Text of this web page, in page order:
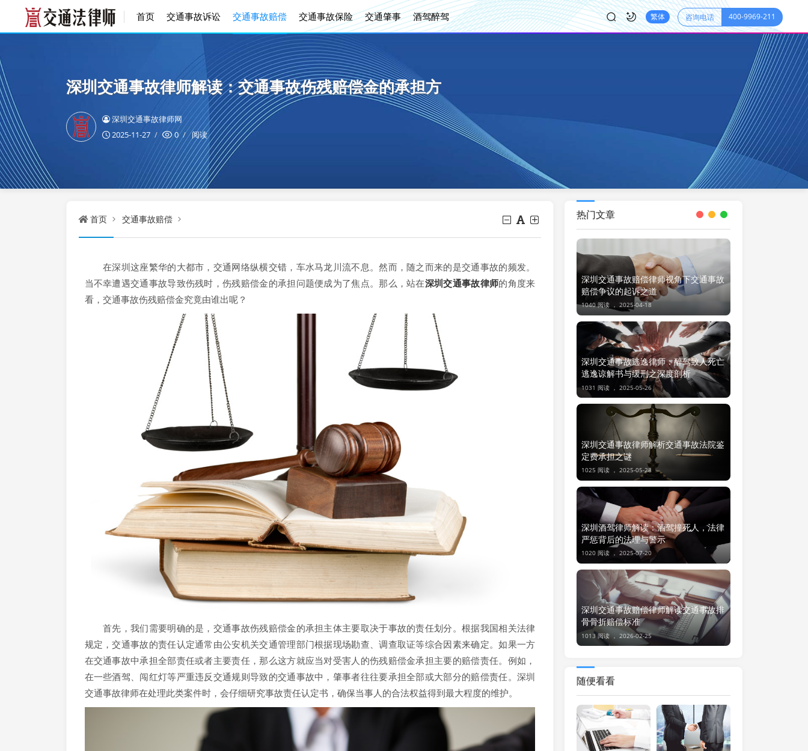
首页 交通事故诉讼 交通事故赔偿 交通事故保险 交通肇事 酒驾醉驾 繁体 咨询电话 400-9969-211
深圳交通事故律师解读：交通事故伤残赔偿金的承担方
深圳交通事故律师网
2025-11-27
0 阅读
首页 交通事故赔偿
在深圳这座繁华的大都市，交通网络纵横交错，车水马龙川流不息。然而，随之而来的是交通事故的频发。
当不幸遭遇交通事故导致伤残时，伤残赔偿金的承担问题便成为了焦点。那么，站在深圳交通事故律师的角度来
看，交通事故伤残赔偿金究竟由谁出呢？
首先，我们需要明确的是，交通事故伤残赔偿金的承担主体主要取决于事故的责任划分。根据我国相关法律
规定，交通事故的责任认定通常由公安机关交通管理部门根据现场勘查、调查取证等综合因素来确定。如果一方
在交通事故中承担全部责任或者主要责任，那么这方就应当对受害人的伤残赔偿金承担主要的赔偿责任。例如，
在一些酒驾、闯红灯等严重违反交通规则导致的交通事故中，肇事者往往要承担全部或大部分的赔偿责任。深圳
交通事故律师在处理此类案件时，会仔细研究事故责任认定书，确保当事人的合法权益得到最大程度的维护。
热门文章
深圳交通事故赔偿律师视角下交通事故
赔偿争议的起诉之道
1040 阅读 ， 2025-04-18
深圳交通事故逃逸律师：醉驾致人死亡
逃逸谅解书与缓刑之深度剖析
1031 阅读 ， 2025-05-26
深圳交通事故律师解析交通事故法院鉴
定费承担之谜
1025 阅读 ， 2025-05-28
深圳酒驾律师解读：酒驾撞死人，法律
严惩背后的法理与警示
1020 阅读 ， 2025-07-20
深圳交通事故赔偿律师解读交通事故排
骨骨折赔偿标准
1013 阅读 ， 2026-02-25
随便看看